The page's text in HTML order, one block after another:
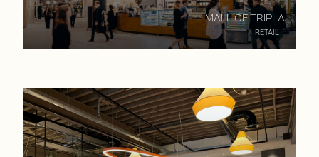
MALL OF TRIPLA
RETAIL